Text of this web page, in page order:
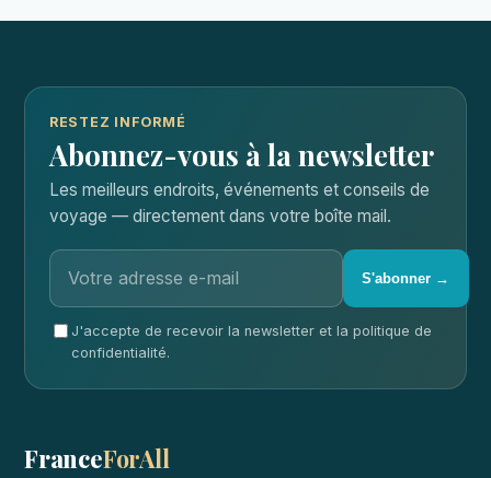
RESTEZ INFORMÉ
Abonnez-vous à la newsletter
Les meilleurs endroits, événements et conseils de
voyage — directement dans votre boîte mail.
S'abonner →
J'accepte de recevoir la newsletter et la politique de
confidentialité.
FranceForAll